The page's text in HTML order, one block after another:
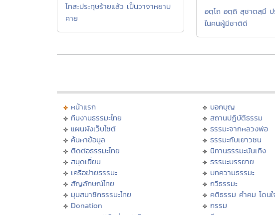
โทสะประทุษร้ายแล้ว เป็นวาจาหยาบ
คาย
อตฺโถ อตฺถิ สุชาตสฺมึ ป
ในคนผู้มีชาติดี
หน้าแรก
ทีมงานธรรมะไทย
แผนผังเว็บไซต์
ค้นหาข้อมูล
ติดต่อธรรมะไทย
สมุดเยี่ยม
เครือข่ายธรรมะ
สัญลักษณ์ไทย
มุมสมาชิกธรรมะไทย
Donation
บอกบุญ
สถานปฏิบัติธรรม
ธรรมะจากหลวงพ่อ
ธรรมะกับเยาวชน
นิทานธรรมะบันเทิง
ธรรมะบรรยาย
บทความธรรมะ
กวีธรรมะ
คติธรรม คำคม โดนใ
กรรม